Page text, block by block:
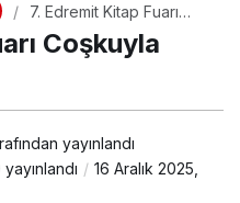
7. Edremit Kitap Fuarı
Coşkuyla Sona Erdi
Coşkuyla
yayınlandı
yayınlandı
16 Aralık 2025,